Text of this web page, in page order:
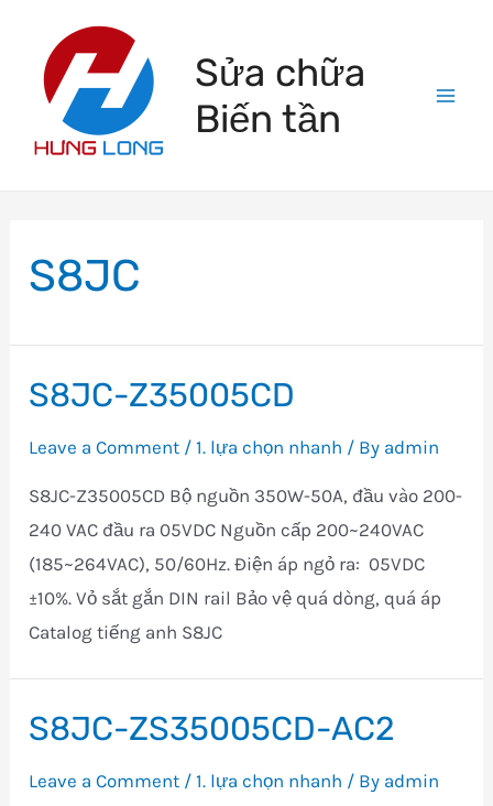
content
Sửa chữa
Biến tần
S8JC
S8JC-Z35005CD
Leave a Comment /1. lựa chọn nhanh / By admin
S8JC-Z35005CD Bộ nguồn 350W-50A, đầu vào 200-
240 VAC đầu ra 05VDC Nguồn cấp 200~240VAC
(185~264VAC), 50/60Hz. Điện áp ngỏ ra: 05VDC
±10%. Vỏ sắt gắn DIN rail Bảo vệ quá dòng, quá áp
Catalog tiếng anh S8JC
S8JC-ZS35005CD-AC2
Leave a Comment /1. lựa chọn nhanh / By admin